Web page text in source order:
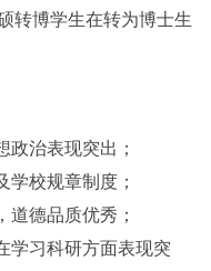
转博学生在转为博士生
政治表现突出；
学校规章制度；
道德品质优秀；
学习科研方面表现突